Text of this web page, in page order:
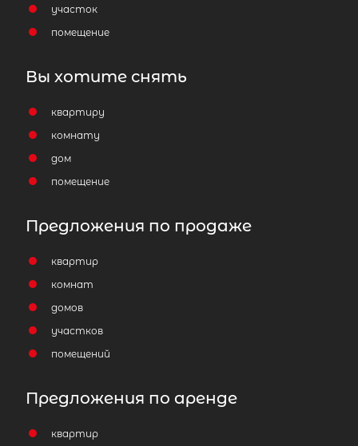
Популярное
участок
помещение
Вы хотите снять
квартиру
комнату
дом
помещение
Предложения по продаже
квартир
комнат
домов
участков
помещений
Предложения по аренде
квартир